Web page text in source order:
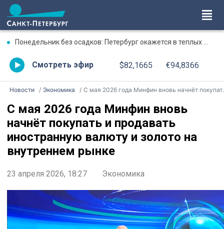
Понедельник без осадков: Петербург окажется в теплых объятиях
Смотреть эфир $82,1665 €94,8366
Новости Экономика С мая 2026 года Минфин вновь начнёт покупать и продавать иностранную валюту и золото на внутреннем рынке
С мая 2026 года Минфин вновь
начнёт покупать и продавать
иностранную валюту и золото на
внутреннем рынке
23 апреля 2026, 18:27 Экономика